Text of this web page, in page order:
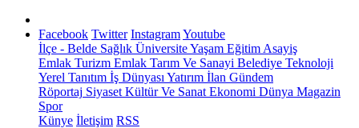
Facebook Twitter InstagramYoutube
İlçe - Belde Sağlık ÜniversiteYaşam Eğitim Asayiş
Emlak Turizm Emlak Tarım Ve Sanayi Belediye Teknoloji
Yerel Tanıtım İş Dünyası Yatırım İlan Gündem
Röportaj Siyaset Kültür Ve Sanat Ekonomi Dünya Magazin
Spor
Künye İletişim RSS